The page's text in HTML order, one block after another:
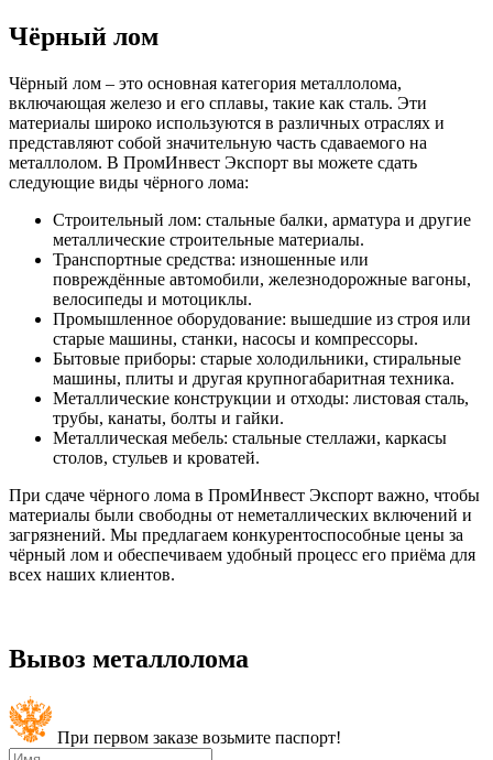
Чёрный лом
Чёрный лом – это основная категория металлолома,
включающая железо и его сплавы, такие как сталь. Эти
материалы широко используются в различных отраслях и
представляют собой значительную часть сдаваемого на
металлолом. В ПромИнвест Экспорт вы можете сдать
следующие виды чёрного лома:
Строительный лом: стальные балки, арматура и другие
металлические строительные материалы.
Транспортные средства: изношенные или
повреждённые автомобили, железнодорожные вагоны,
велосипеды и мотоциклы.
Промышленное оборудование: вышедшие из строя или
старые машины, станки, насосы и компрессоры.
Бытовые приборы: старые холодильники, стиральные
машины, плиты и другая крупногабаритная техника.
Металлические конструкции и отходы: листовая сталь,
трубы, канаты, болты и гайки.
Металлическая мебель: стальные стеллажи, каркасы
столов, стульев и кроватей.
При сдаче чёрного лома в ПромИнвест Экспорт важно, чтобы
материалы были свободны от неметаллических включений и
загрязнений. Мы предлагаем конкурентоспособные цены за
чёрный лом и обеспечиваем удобный процесс его приёма для
всех наших клиентов.
Вывоз металлолома
При первом заказе возьмите паспорт!